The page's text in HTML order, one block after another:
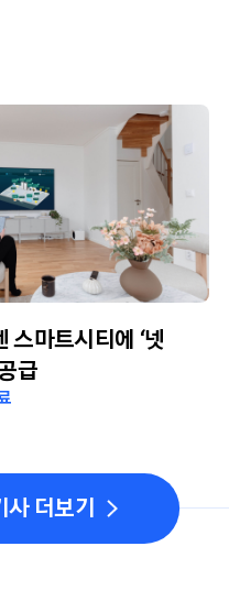
스마트시티에 ‘넷
급
사 더보기